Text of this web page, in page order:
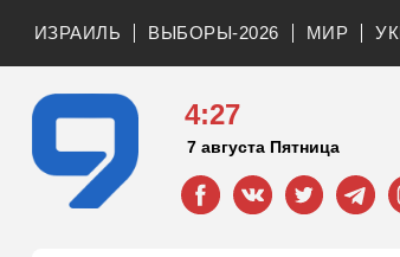
ИЗРАИЛЬ ВЫБОРЫ-2026 МИР
4:27
7 августа Пятница